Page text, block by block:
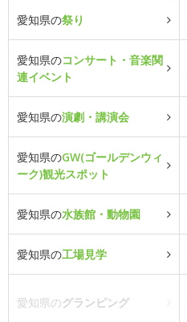
愛知県の祭り
愛知県のコンサート・音楽関
連イベント
愛知県の演劇・講演会
愛知県のGW(ゴールデンウィ
ーク)観光スポット
愛知県の水族館・動物園
愛知県の工場見学
愛知県のグランピング